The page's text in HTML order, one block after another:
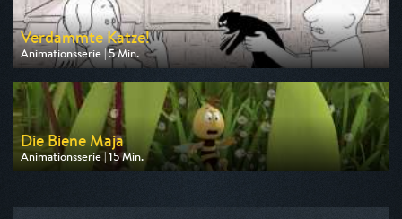
Verdammte Katze!
Animationsserie | 5 Min.
Ausgestrahlt von arte
am 11.08.2026, 03:20
Die Biene Maja
Animationsserie | 15 Min.
Ausgestrahlt von KiKA